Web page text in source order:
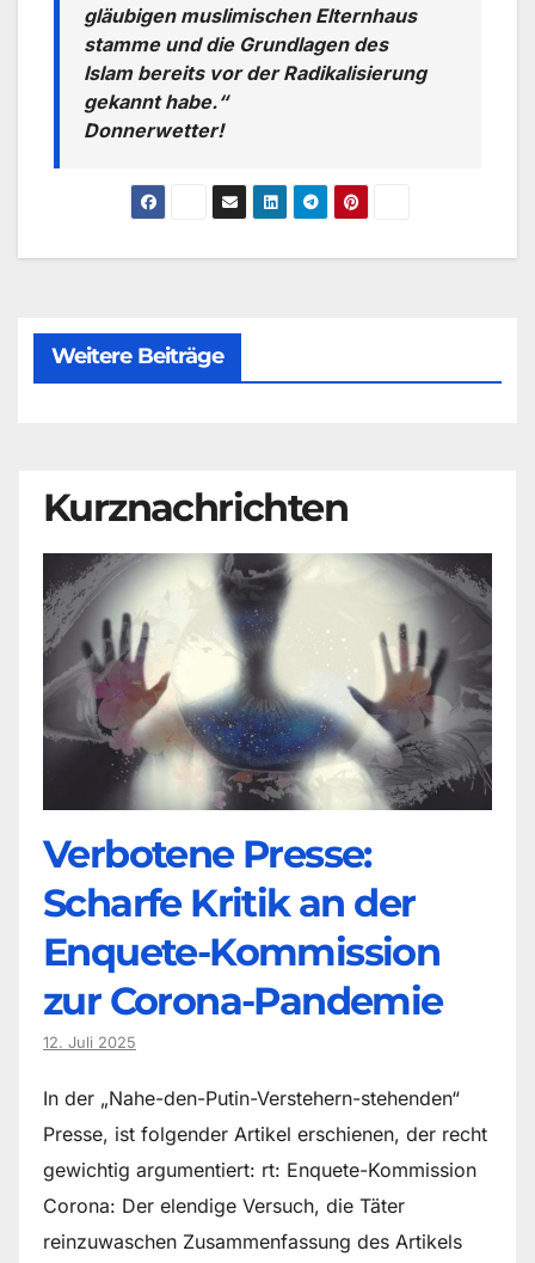
gläubigen muslimischen Elternhaus
stamme und die Grundlagen des
Islam bereits vor der Radikalisierung
gekannt habe.“
Donnerwetter!
Weitere Beiträge
Kurznachrichten
Verbotene Presse:
Scharfe Kritik an der
Enquete-Kommission
zur Corona-Pandemie
12. Juli 2025
In der „Nahe-den-Putin-Verstehern-stehenden“
Presse, ist folgender Artikel erschienen, der recht
gewichtig argumentiert: rt: Enquete-Kommission
Corona: Der elendige Versuch, die Täter
reinzuwaschen Zusammenfassung des Artikels